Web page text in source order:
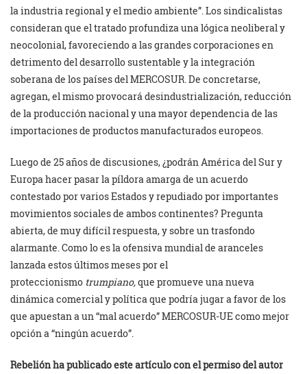
la industria regional y el medio ambiente”. Los sindicalistas
consideran que el tratado profundiza una lógica neoliberal y
neocolonial, favoreciendo a las grandes corporaciones en
detrimento del desarrollo sustentable y la integración
soberana de los países del MERCOSUR. De concretarse,
agregan, el mismo provocará desindustrialización, reducción
de la producción nacional y una mayor dependencia de las
importaciones de productos manufacturados europeos.
Luego de 25 años de discusiones, ¿podrán América del Sur y
Europa hacer pasar la píldora amarga de un acuerdo
contestado por varios Estados y repudiado por importantes
movimientos sociales de ambos continentes? Pregunta
abierta, de muy difícil respuesta, y sobre un trasfondo
alarmante. Como lo es la ofensiva mundial de aranceles
lanzada estos últimos meses por el
proteccionismo trumpiano,que promueve una nueva
dinámica comercial y política que podría jugar a favor de los
que apuestan a un “mal acuerdo” MERCOSUR-UE como mejor
opción a “ningún acuerdo”.
Rebelión ha publicado este artículo con el permiso del autor